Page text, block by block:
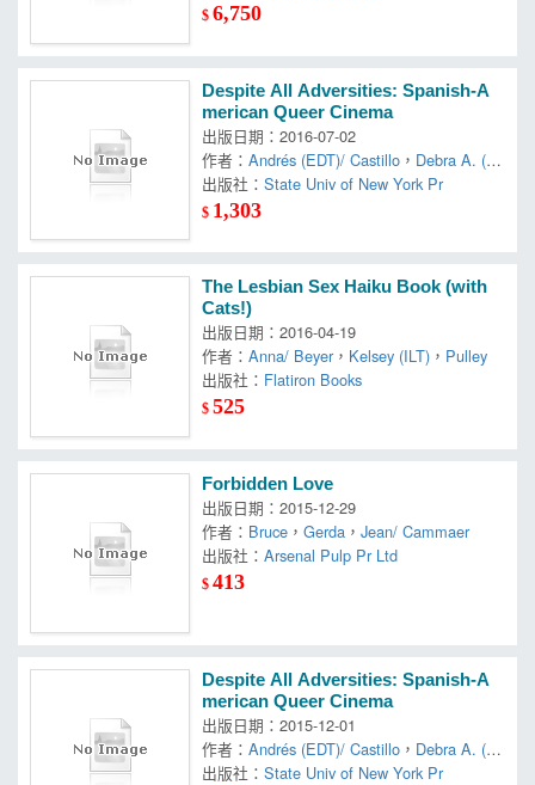
$6,750
Despite All Adversities: Spanish-A
merican Queer Cinema
出版日期：2016-07-02
作者：Andrés (EDT)/ Castillo ， Debra A. (E
DT)，Lema-hincapié
出版社：State Univ of New York Pr
$ 1,303
The Lesbian Sex Haiku Book (with
Cats!)
出版日期：2016-04-19
作者：Anna/ Beyer ， Kelsey (ILT) ， Pulley
出版社： Flatiron Books
$525
Forbidden Love
出版日期：2015-12-29
作者： Bruce ，Gerda ，Jean/ Cammaer
出版社：Arsenal Pulp Pr Ltd
$413
Despite All Adversities: Spanish-A
merican Queer Cinema
出版日期：2015-12-01
作者：Andrés (EDT)/ Castillo ， Debra A. (E
DT)，Lema-hincapié
出版社：State Univ of New York Pr